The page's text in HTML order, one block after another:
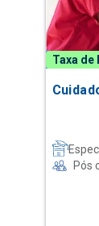
Taxa de
Pós